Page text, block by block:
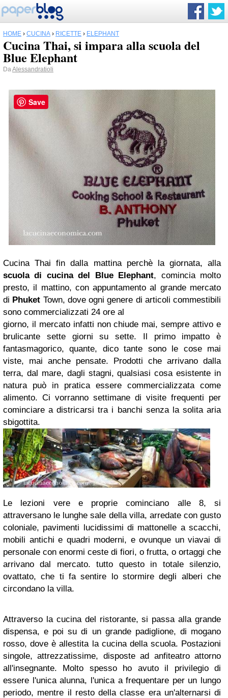
HOME › CUCINA › RICETTE › ELEPHANT
Cucina Thai, si impara alla scuola del
Blue Elephant
DaAlessandratioli
Cucina Thai fin dalla mattina perchè la giornata, alla
scuola di cucina del Blue Elephant, comincia molto
presto, il mattino, con appuntamento al grande mercato
di Phuket Town, dove ogni genere di articoli commestibili
sono commercializzati 24 ore al
giorno, il mercato infatti non chiude mai, sempre attivo e
brulicante sette giorni su sette. Il primo impatto è
fantasmagorico, quante, dico tante sono le cose mai
viste, mai anche pensate. Prodotti che arrivano dalla
terra, dal mare, dagli stagni, qualsiasi cosa esistente in
natura può in pratica essere commercializzata come
alimento. Ci vorranno settimane di visite frequenti per
cominciare a districarsi tra i banchi senza la solita aria
sbigottita.
Le lezioni vere e proprie cominciano alle 8, si
attraversano le lunghe sale della villa, arredate con gusto
coloniale, pavimenti lucidissimi di mattonelle a scacchi,
mobili antichi e quadri moderni, e ovunque un viavai di
personale con enormi ceste di fiori, o frutta, o ortaggi che
arrivano dal mercato. tutto questo in totale silenzio,
ovattato, che ti fa sentire lo stormire degli alberi che
circondano la villa.
Attraverso la cucina del ristorante, si passa alla grande
dispensa, e poi su di un grande padiglione, di mogano
rosso, dove è allestita la cucina della scuola. Postazioni
singole, attrezzatissime, disposte ad anfiteatro attorno
all'insegnante. Molto spesso ho avuto il privilegio di
essere l'unica alunna, l'unica a frequentare per un lungo
periodo, mentre il resto della classe era un'alternarsi di
Save